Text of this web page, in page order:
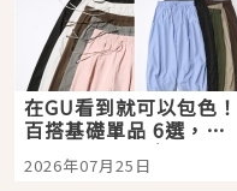
在GU看到就可以包色！
百搭基礎單品 6選，閉
眼全收也不心疼
2026年07月25日